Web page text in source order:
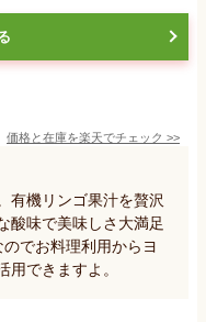
価格と在庫を楽天でチェック >>
有機リンゴ果汁を贅沢
酸味で美味しさ大満足
でお料理利用からヨ
用できますよ。